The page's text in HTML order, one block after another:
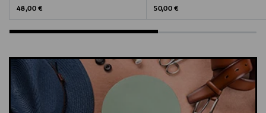
Original Price
48,00 €
Original Price
50,00 €